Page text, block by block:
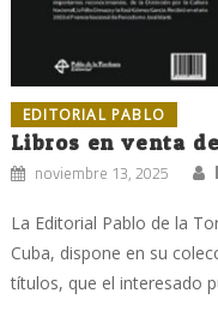
EDITORIAL PABLO
Libros en venta
noviembre 13, 2025
La Editorial Pablo de la
Cuba, dispone en su
títulos, que el interesado